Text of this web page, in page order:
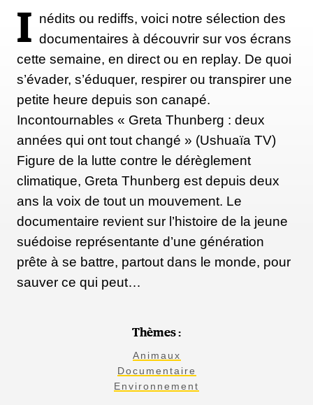
I nédits ou rediffs, voici notre sélection des
documentaires à découvrir sur vos écrans
cette semaine, en direct ou en replay. De quoi
s’évader, s’éduquer, respirer ou transpirer une
petite heure depuis son canapé.
Incontournables « Greta Thunberg : deux
années qui ont tout changé » (Ushuaïa TV)
Figure de la lutte contre le dérèglement
climatique, Greta Thunberg est depuis deux
ans la voix de tout un mouvement. Le
documentaire revient sur l’histoire de la jeune
suédoise représentante d’une génération
prête à se battre, partout dans le monde, pour
sauver ce qui peut…
Thèmes :
Animaux
Documentaire
Environnement